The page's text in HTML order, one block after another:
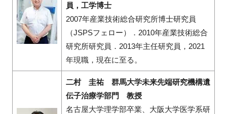
員，工学博士
2007年産業技術総合研究所博士研究員
（JSPSフェロー）．2010年産業技術総合
研究所研究員．2013年主任研究員，2021
年現職，現在に至る。
二村 圭祐 群馬大学未来先端研究機構遺
伝子治療学部門 教授
名古屋大学理学部卒業、大阪大学医学系研